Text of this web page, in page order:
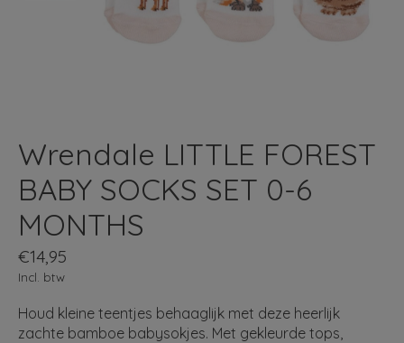
Wrendale LITTLE FOREST
BABY SOCKS SET 0-6
MONTHS
€14,95
Incl. btw
Houd kleine teentjes behaaglijk met deze heerlijk
zachte bamboe babysokjes. Met gekleurde tops,